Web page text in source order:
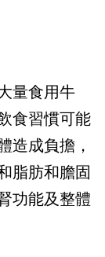
量食用牛
食習慣可能
造成負擔，
脂肪和膽固
功能及整體